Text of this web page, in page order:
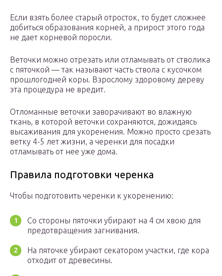
Если взять более старый отросток, то будет сложнее
добиться образования корней, а прирост этого года
не дает корневой поросли.
Веточки можно отрезать или отламывать от стволика
с пяточкой — так называют часть ствола с кусочком
прошлогодней коры. Взрослому здоровому дереву
эта процедура не вредит.
Отломанные веточки заворачивают во влажную
ткань, в которой веточки сохраняются, дожидаясь
высаживания для укоренения. Можно просто срезать
ветку 4-5 лет жизни, а черенки для посадки
отламывать от нее уже дома.
Правила подготовки черенка
Чтобы подготовить черенки к укоренению:
Со стороны пяточки убирают на 4 см хвою для
предотвращения загнивания.
На пяточке убирают секатором участки, где кора
отходит от древесины.